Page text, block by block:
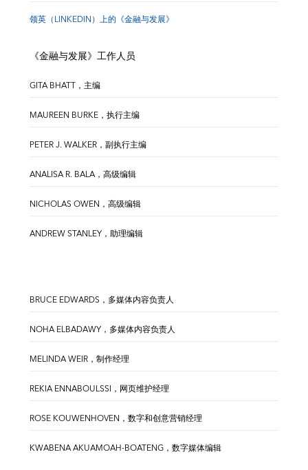
领英（LINKEDIN）上的《金融与发展》
《金融与发展》工作人员
GITA BHATT，主编
MAUREEN BURKE，执行主编
PETER J. WALKER，副执行主编
ANALISA R. BALA，高级编辑
NICHOLAS OWEN，高级编辑
ANDREW STANLEY，助理编辑
BRUCE EDWARDS，多媒体内容负责人
NOHA ELBADAWY，多媒体内容负责人
MELINDA WEIR，制作经理
REKIA ENNABOULSSI，网页维护经理
ROSE KOUWENHOVEN，数字和创意营销经理
KWABENA AKUAMOAH-BOATENG，数字媒体编辑